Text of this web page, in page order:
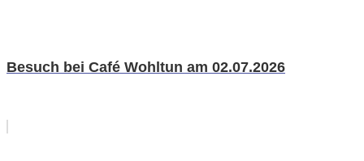
Besuch bei Café Wohltun am 02.07.2026